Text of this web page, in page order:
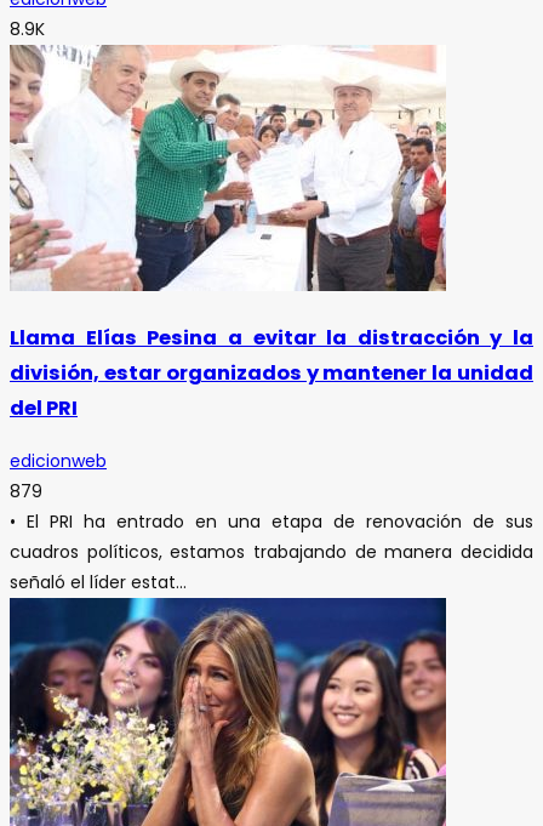
8.9K
Llama Elías Pesina a evitar la distracción y la
división, estar organizados y mantener la unidad
del PRI
edicionweb
879
• El PRI ha entrado en una etapa de renovación de sus
cuadros políticos, estamos trabajando de manera decidida
señaló el líder estat...